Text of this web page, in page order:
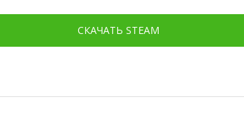
СКАЧАТЬ STEAM